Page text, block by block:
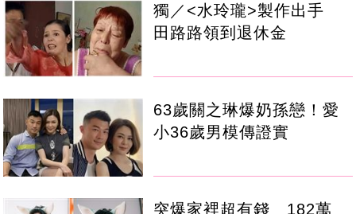
獨／<水玲瓏>製作出手
田路路領到退休金
63歲關之琳爆奶孫戀！愛
小36歲男模傳證實
突爆家裡超有錢 182萬